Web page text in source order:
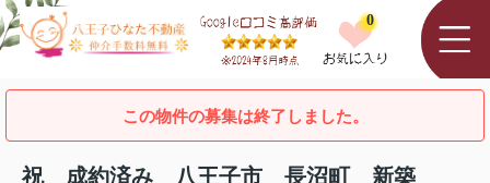
0
この物件の募集は終了しました。
祝 成約済み 八王子市 長沼町 新築